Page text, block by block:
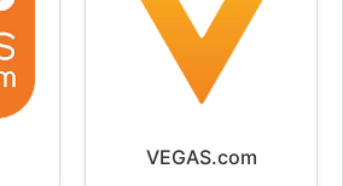
VEGAS.com